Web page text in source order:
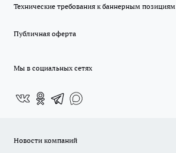
Технические требования к баннерным позициям
Публичная оферта
Мы в социальных сетях
Новости компаний